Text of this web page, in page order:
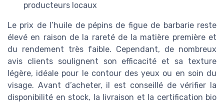
producteurs locaux
Le prix de l’huile de pépins de figue de barbarie reste
élevé en raison de la rareté de la matière première et
du rendement très faible. Cependant, de nombreux
avis clients soulignent son efficacité et sa texture
légère, idéale pour le contour des yeux ou en soin du
visage. Avant d’acheter, il est conseillé de vérifier la
disponibilité en stock, la livraison et la certification bio